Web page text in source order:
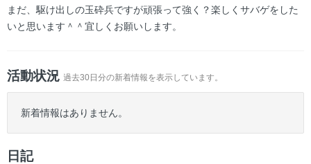
まだ、駆け出しの玉砕兵ですが頑張って強く？楽しくサバゲをした
いと思います＾＾宜しくお願いします。
活動状況 過去30日分の新着情報を表示しています。
新着情報はありません。
日記